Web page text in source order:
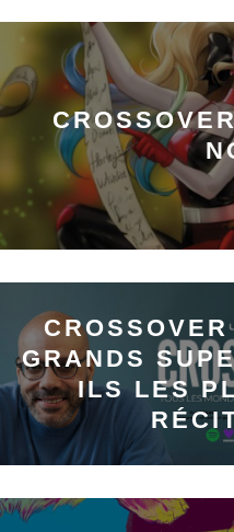
GRANDS
ILS LES